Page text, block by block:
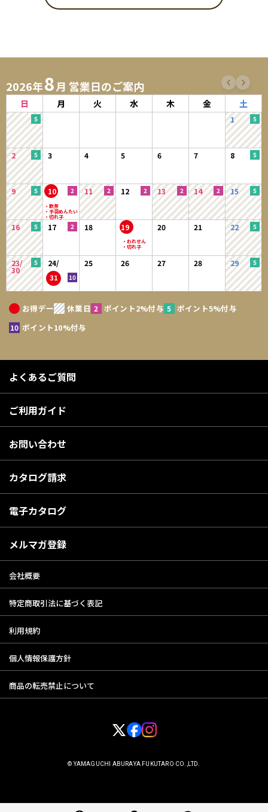
第1条 会員登録
が必要になります。
1．入会費・年会費は無料です。
2．会員登録及び、購入手続きをもって本規約に同意したものとみなしま
3．登録手続きの際は、予め注意事項をよくご確認いただき、正確な情報
をご入力ください。
4．会員情報は自らの責任において登録し、記入漏れや誤りにより、会員
に損害が生じたとしても、当社は一切の責任を負わないものとしま
す。
5．会員は、当サイトの会員として有する権利を第三者に譲渡若しくは使
用させる、売買、名義変更、質権の設定その他の担保に供する等の行
為はできないものとします。
【会員のみなさまから提供された個人情報管理および利用目的】
当サイトを利用するにあたって、会員の住所、電話番号、メールアドレ
ス、購入履歴などの大切な個人情報がネットサーバ上に登録されますが、
当社は、当社の個人情報保護方針に従い、その個人情報を適切かつ確実に
管理するものとし、法令などにより開示が求められる場合を除き、開示し
ないものとします。個人情報は、お問い合せについての返信・連絡、メー
ルマガジン配布、当サイトからの案内、購入商品の発送のために利用する
ことを目的とします。なお、チャートなど一個人が特定できない範囲で集
情報の保護」をご確認ださい。
第2条 会員登録の拒絶
1．会員登録の申し込みに際し、架空の人物を登録した場合、本人以外の
第三者の会員登録をした場合、過去に会員除名処分を受けたことがあ
る場合等、当社が不適当と判断した時は、会員登録を拒絶できるもの
2．当社が一度承認した会員であっても、事後に前述のいずれかであるこ
第3条 IDおよびパスワードの管理
1．IDおよびパスワードは、第三者に知られることがないように他のWEB
サービス等と共有にはせず、会員自身が責任を持って管理してくださ
い。
ます。
3．会員は自己のIDまたはパスワードを失念した場合は、直ちに当社に申
し出るものとし、当社の指示に従うものとします。又、当該IDおよび
パスワードによりなされた当ウェブサイトの利用は、当該会員により
なされたものとみなします。
1．会員は、住所、電話番号その他会員登録の届出内容に変更があった場
合は、当サイト所定の方法において登録情報の変更手続きを行ってく
2．前項の届出がなかったことで会員が不利益を被ったとしても、当社は
一切その責任を負わないものとします。
2026年8月 営業日のご案内
日 月 火 水 木 金 土
1
2 3 4 5 6 7 8
9 10 11 12 13 14 15
16 17 18 19 20 21 22
23/
30
24/
31
25 26 27 28 29
お得デー 休業日 ポイント2%付与
ポイント5%付与
ポイント10%付与
よくあるご質問
ご利用ガイド
お問い合わせ
カタログ請求
電子カタログ
メルマガ登録
会社概要
特定商取引法に基づく表記
利用規約
個人情報保護方針
商品の転売禁止について
© YAMAGUCHI ABURAYA FUKUTARO CO.,LTD.